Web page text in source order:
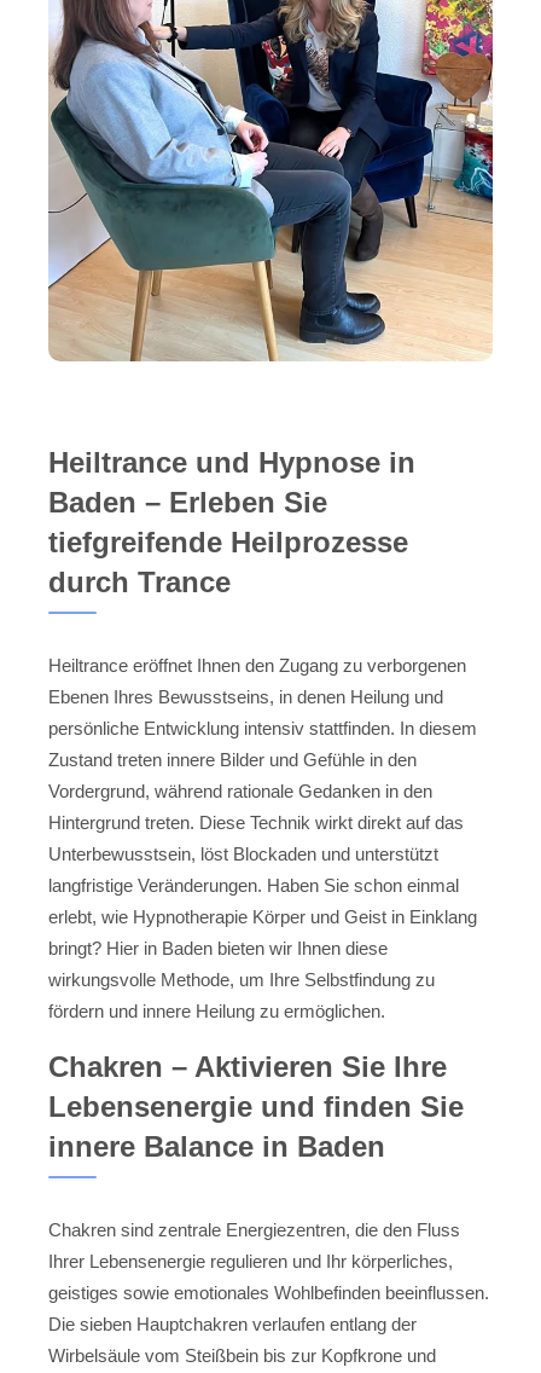
Heiltrance und Hypnose in
Baden – Erleben Sie
tiefgreifende Heilprozesse
durch Trance
Heiltrance eröffnet Ihnen den Zugang zu verborgenen
Ebenen Ihres Bewusstseins, in denen Heilung und
persönliche Entwicklung intensiv stattfinden. In diesem
Zustand treten innere Bilder und Gefühle in den
Vordergrund, während rationale Gedanken in den
Hintergrund treten. Diese Technik wirkt direkt auf das
Unterbewusstsein, löst Blockaden und unterstützt
langfristige Veränderungen. Haben Sie schon einmal
erlebt, wie Hypnotherapie Körper und Geist in Einklang
bringt? Hier in Baden bieten wir Ihnen diese
wirkungsvolle Methode, um Ihre Selbstfindung zu
fördern und innere Heilung zu ermöglichen.
Chakren – Aktivieren Sie Ihre
Lebensenergie und finden Sie
innere Balance in Baden
Chakren sind zentrale Energiezentren, die den Fluss
Ihrer Lebensenergie regulieren und Ihr körperliches,
geistiges sowie emotionales Wohlbefinden beeinflussen.
Die sieben Hauptchakren verlaufen entlang der
Wirbelsäule vom Steißbein bis zur Kopfkrone und